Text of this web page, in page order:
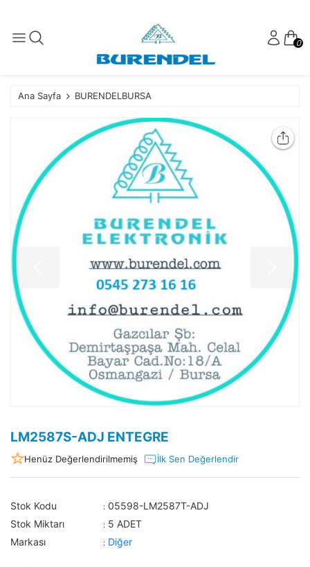
0
Ana Sayfa BURENDELBURSA
LM2587S-ADJ ENTEGRE
Henüz Değerlendirilmemiş İlk Sen Değerlendir
Stok Kodu : 05598-LM2587T-ADJ
Stok Miktarı
: 5 ADET
Markası
: Diğer